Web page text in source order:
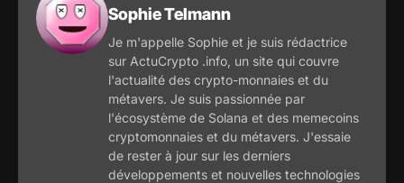
Sophie Telmann
Je m'appelle Sophie et je suis rédactrice
sur ActuCrypto .info, un site qui couvre
l'actualité des crypto-monnaies et du
métavers. Je suis passionnée par
l'écosystème de Solana et des memecoins
cryptomonnaies et du métavers. J'essaie
de rester à jour sur les derniers
développements et nouvelles technologies